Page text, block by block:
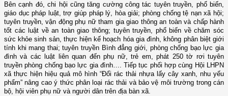
Bên cạnh đó, chi hội cũng tăng cường công tác tuyên truyền, phổ biến,
giáo dục pháp luật, trợ giúp pháp lý, hòa giải; phòng chống tệ nạn xã hội;
tuyên truyền, vận động phụ nữ tham gia giao thông an toàn và chấp hành
tốt các luật về an toàn giao thông; tuyên truyền, phổ biến về chăm sóc
sức khỏe sinh sản, thực hiện kế hoạch hóa gia đình, không phân biệt giới
tính khi mang thai; tuyên truyền Bình đẳng giới, phòng chống bạo lực gia
đình và các luật liên quan đến phụ nữ, trẻ em, phát 250 tờ rơi tuyên
truyền phòng chống bạo lực gia đình…. Tiếp tục phối hợp cùng Hội LHPN
xã thực hiện hiệu quả mô hình “Đổi rác thải nhựa lấy cây xanh, nhu yếu
phẩm” nâng cao ý thức phân loại rác thải và bảo vệ môi trường trong cán
bộ, hội viên phụ nữ và người dân trên địa bàn xã.